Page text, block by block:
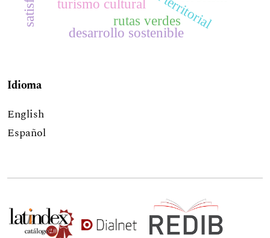
rutas verdes
turismo cultural
desarrollo sostenible
Idioma
English
Español